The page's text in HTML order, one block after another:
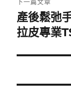
下
一
文
產後鬆弛
拉皮專業